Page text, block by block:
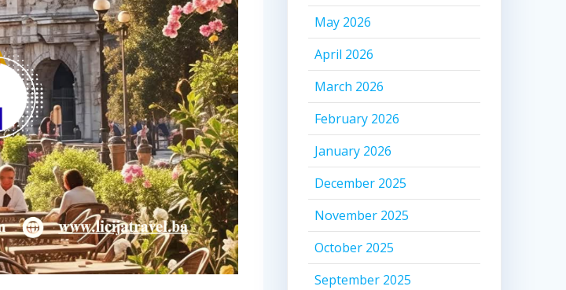
May 2026
April 2026
March 2026
February 2026
January 2026
December 2025
November 2025
October 2025
September 2025